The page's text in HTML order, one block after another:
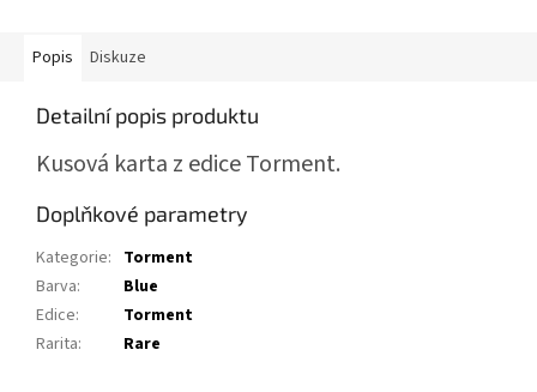
Popis Diskuze
Detailní popis produktu
Kusová karta z edice Torment.
Doplňkové parametry
Kategorie: Torment
Barva:
Blue
Edice:
Torment
Rarita: Rare